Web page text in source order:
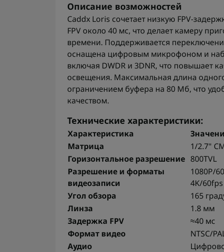
Описание возможностей
Caddx Loris сочетает низкую FPV-
FPV около 40 мс, что делает камеру
времени. Поддерживается
оснащена цифровым микрофоном и
включая DWDR и 3DNR, что повышает
освещения. Максимальная длина
ограничением буфера на 80 Мб, что
качеством.
Технические характеристики:
Характеристика
Матрица
1/2.7"
Горизонтальное разрешение 800TVL
Разрешение и форматы
видеозаписи
1080P/
4K/
Угол обзора
165
Линза
1.8 мм
Задержка FPV
≈40 мс
Формат видео
NTSC/
Аудио